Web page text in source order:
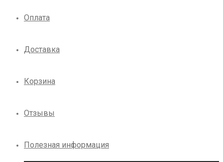
Оплата
Доставка
Корзина
Отзывы
Полезная информация